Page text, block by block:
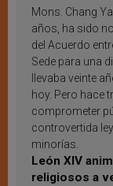
Mons. Chang
años, ha sido
del Acuerdo
Sede para una
llevaba veinte
hoy. Pero hace
comprometer
controvertida
minorías.
León XIV
religiosos a